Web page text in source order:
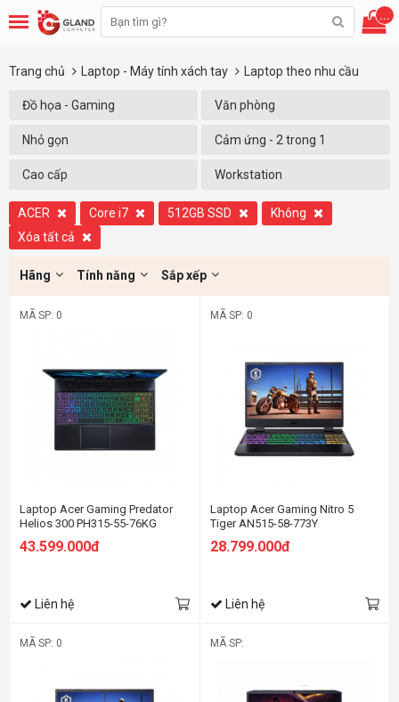
...
Trang chủ Laptop - Máy tính xách tay Laptop theo nhu cầu
Đồ họa - Gaming Văn phòng
Nhỏ gọn Cảm ứng - 2 trong 1
Cao cấp Workstation
ACER Core i7 512GB SSD
Không
Xóa tất cả
Hãng Tính năng Sắp xếp
MÃ SP: 0
Laptop Acer Gaming Predator
Helios 300 PH315-55-76KG
12700H/16GB RAM/512GB
43.599.000đ
Liên hệ
MÃ SP: 0
Laptop Acer Gaming Nitro 5
Tiger AN515-58-773Y
Ram/512GB SSD/RTX3050Ti
28.799.000đ
Liên hệ
MÃ SP: 0 MÃ SP: